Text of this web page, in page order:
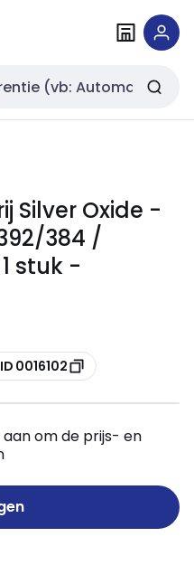
Silver Oxide -
384 /
stuk -
0016102
om de prijs- en